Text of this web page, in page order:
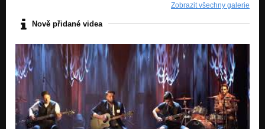
Zobrazit všechny galerie
Nově přidané videa